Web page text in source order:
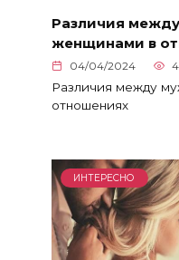
Различия
женщинами в
04/04/2024
Различия между
отношениях
ИНТЕРЕСНО